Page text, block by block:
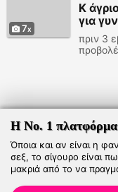
7
Κ
για
πριν 3
Η Νο. 1 πλατφόρμα
Όποια και αν είναι η
σεξ, το σίγουρο είναι
μακριά από το να